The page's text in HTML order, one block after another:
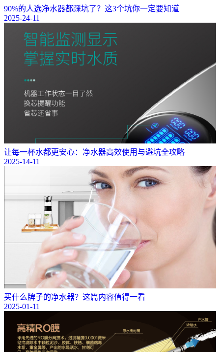
90%的人选净水器都踩坑了？这3个坑你一定要知道
2025-24-11
让每一杯水都更安心：净水器高效使用与避坑全攻略
2025-14-11
买什么牌子的净水器？这篇内容值得一看
2025-01-11